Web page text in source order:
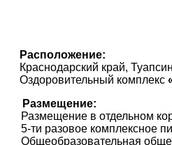
Расположение:
Краснодарский край,
Оздоровительный комплекс
Размещение:
Размещение в отдельном
5-ти разовое комплексное
Общеобразовательная